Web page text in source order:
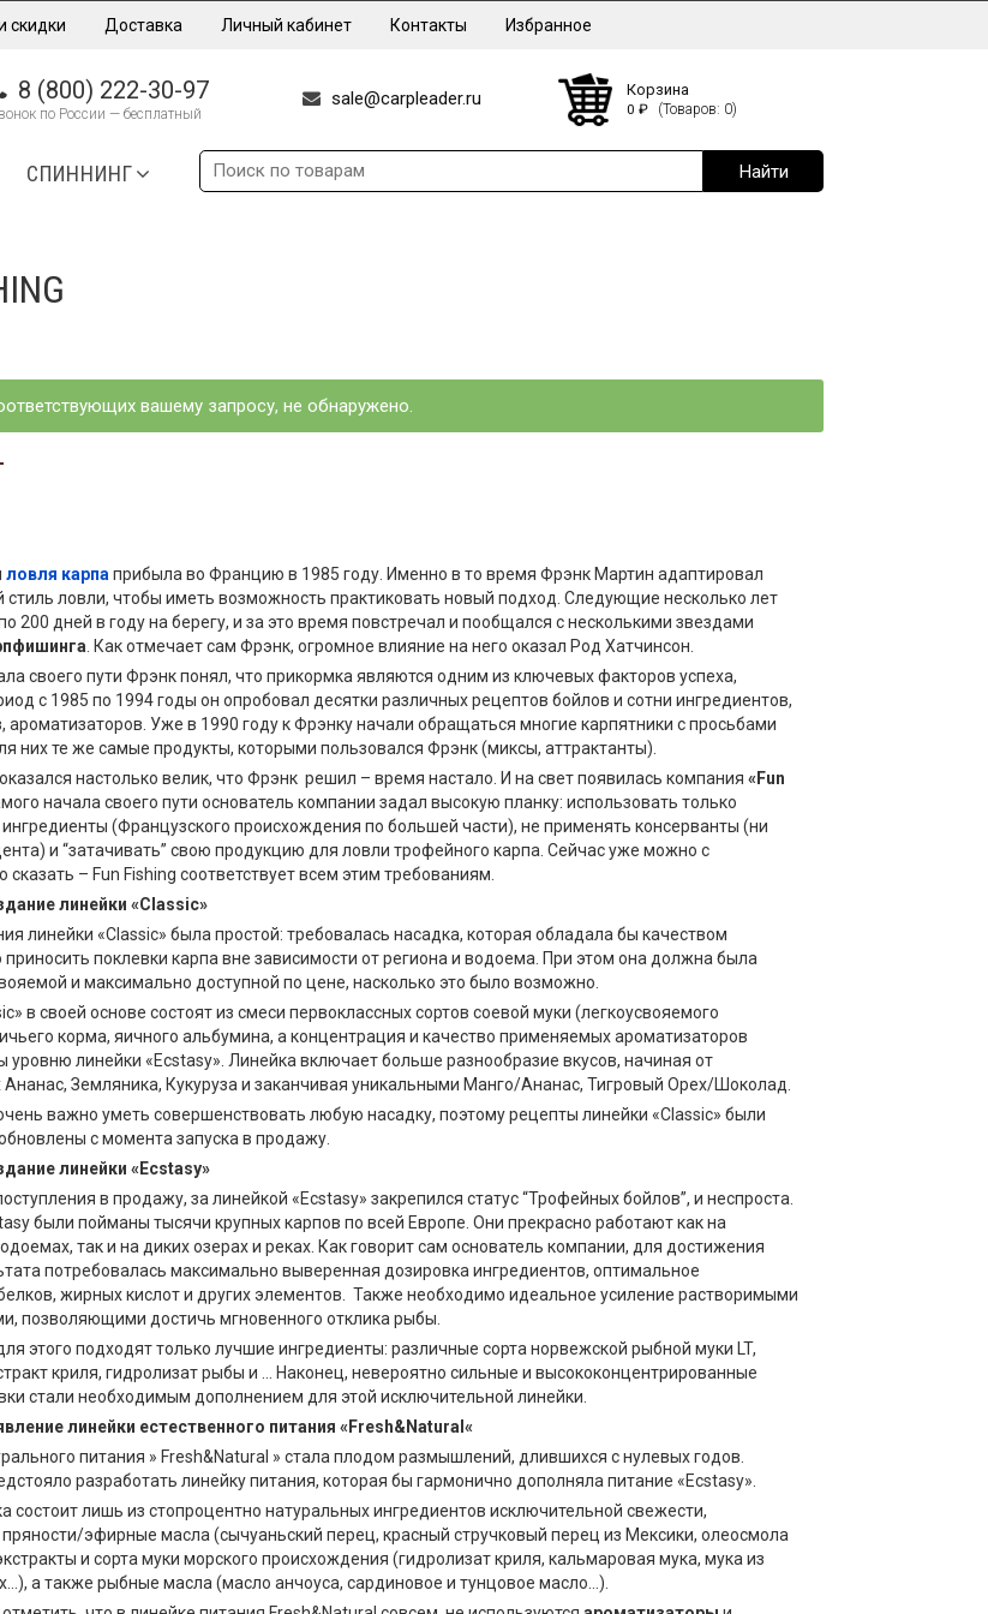
скидки Доставка Личный кабинет Контакты Избранное
8 (800) 222-30-97
по России — бесплатный
sale@carpleader.ru Корзина
0 ₽ (Товаров: 0)
СПИННИНГ
вашему запросу, не обнаружено.
ловля карпа прибыла во Францию в 1985 году. Именно в то время Фрэнк Мартин адаптировал
стиль ловли, чтобы иметь возможность практиковать новый подход. Следующие несколько лет
200 дней в году на берегу, и за это время повстречал и пообщался с несколькими звездами
. Как отмечает сам Фрэнк, огромное влияние на него оказал Род Хатчинсон.
своего пути Фрэнк понял, что прикормка являются одним из ключевых факторов успеха,
с 1985 по 1994 годы он опробовал десятки различных рецептов бойлов и сотни ингредиентов,
ароматизаторов. Уже в 1990 году к Фрэнку начали обращаться многие карпятники с просьбами
них те же самые продукты, которыми пользовался Фрэнк (миксы, аттрактанты).
настолько велик, что Фрэнк решил – время настало. И на свет появилась компания «Fun
начала своего пути основатель компании задал высокую планку: использовать только
(Французского происхождения по большей части), не применять консерванты (ни
и “затачивать” свою продукцию для ловли трофейного карпа. Сейчас уже можно с
сказать – Fun Fishing соответствует всем этим требованиям.
линейки «Classic»
линейки «Classic» была простой: требовалась насадка, которая обладала бы качеством
поклевки карпа вне зависимости от региона и водоема. При этом она должна была
и максимально доступной по цене, насколько это было возможно.
в своей основе состоят из смеси первоклассных сортов соевой муки (легкоусвояемого
корма, яичного альбумина, а концентрация и качество применяемых ароматизаторов
уровню линейки «Ecstasy». Линейка включает больше разнообразие вкусов, начиная от
Ананас, Земляника, Кукуруза и заканчивая уникальными Манго/Ананас, Тигровый Орех/Шоколад.
важно уметь совершенствовать любую насадку, поэтому рецепты линейки «Classic» были
с момента запуска в продажу.
линейки «Ecstasy»
в продажу, за линейкой «Ecstasy» закрепился статус “Трофейных бойлов”, и неспроста.
были пойманы тысячи крупных карпов по всей Европе. Они прекрасно работают как на
так и на диких озерах и реках. Как говорит сам основатель компании, для достижения
потребовалась максимально выверенная дозировка ингредиентов, оптимальное
жирных кислот и других элементов. Также необходимо идеальное усиление растворимыми
позволяющими достичь мгновенного отклика рыбы.
этого подходят только лучшие ингредиенты: различные сорта норвежской рыбной муки LT,
криля, гидролизат рыбы и … Наконец, невероятно сильные и высококонцентрированные
стали необходимым дополнением для этой исключительной линейки.
линейки естественного питания «Fresh&Natural«
питания » Fresh&Natural » стала плодом размышлений, длившихся с нулевых годов.
разработать линейку питания, которая бы гармонично дополняла питание «Ecstasy».
состоит лишь из стопроцентно натуральных ингредиентов исключительной свежести,
эфирные масла (сычуаньский перец, красный стручковый перец из Мексики, олеосмола
и сорта муки морского происхождения (гидролизат криля, кальмаровая мука, мука из
а также рыбные масла (масло анчоуса, сардиновое и тунцовое масло…).